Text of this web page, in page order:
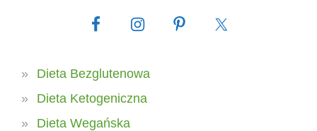
Dieta Bezglutenowa
Dieta Ketogeniczna
Dieta Wegańska